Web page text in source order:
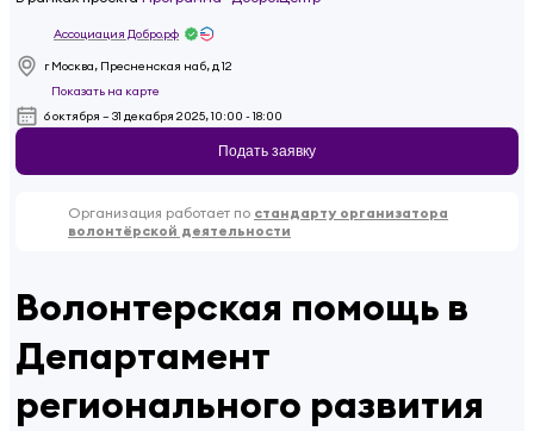
Ассоциация Добро.рф
г Москва, Пресненская наб, д 12
Показать на карте
6 октября – 31 декабря 2025, 10:00 - 18:00
Подать заявку
Организация работает по стандарту организатора
волонтёрской деятельности
Волонтерская помощь в
Департамент
регионального развития